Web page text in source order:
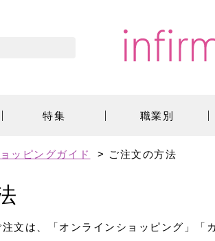
特集 職業別
ッピングガイド > ご注文の方法
文は、「オンラインショッピング」